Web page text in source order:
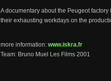
A documentary about the Peugeot
their exhausting workdays on the
more information: www.iskra.fr
Team: Bruno Muel Les Films 2001